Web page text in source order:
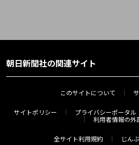
朝日新聞社の関連サイト
このサイトについて
サイトポリシー プライバシーポータル
利用者情報の外
全サイト利用規約 じん